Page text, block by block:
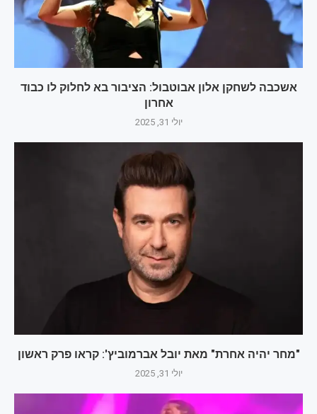
אשכבה לשחקן אלון אבוטבול: הציבור בא לחלוק לו כבוד
אחרון
יולי 31, 2025
"מחר יהיה אחרת" מאת יובל אברמוביץ': קראו פרק ראשון
יולי 31, 2025